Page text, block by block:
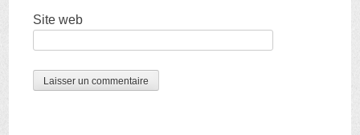
Site web